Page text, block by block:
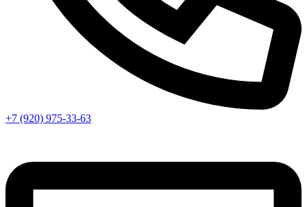
+7 (920) 975-33-63